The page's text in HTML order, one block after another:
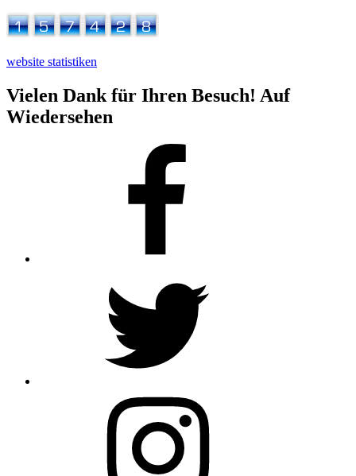
website statistiken
Vielen Dank für Ihren Besuch! Auf
Wiedersehen